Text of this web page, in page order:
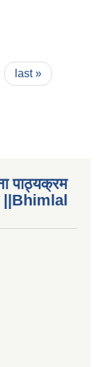
last »
पाठ्यक्रम
||Bhimlal